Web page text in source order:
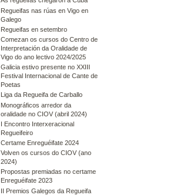
Regueifas nas rúas en Vigo en
Galego
Regueifas en setembro
Comezan os cursos do Centro de
Interpretación da Oralidade de
Vigo do ano lectivo 2024/2025
Galicia estivo presente no XXIII
Festival Internacional de Cante de
Poetas
Liga da Regueifa de Carballo
Monográficos arredor da
oralidade no CIOV (abril 2024)
I Encontro Interxeracional
Regueifeiro
Certame Enreguéifate 2024
Volven os cursos do CIOV (ano
2024)
Propostas premiadas no certame
Enreguéifate 2023
II Premios Galegos da Regueifa